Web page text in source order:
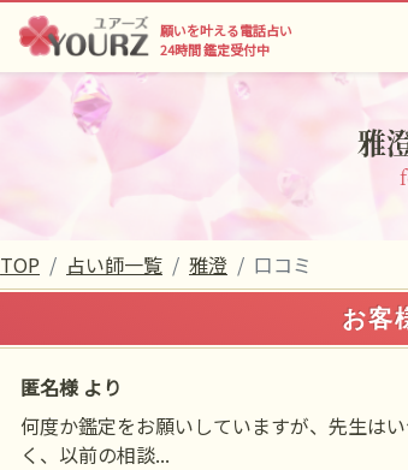
願いを叶える電話占い
24時間 鑑定受付中
雅
TOP 占い師一覧 雅澄 口コミ
お客
匿名様 より
何度か鑑定をお願いしていますが、先生は
く、以前の相談...